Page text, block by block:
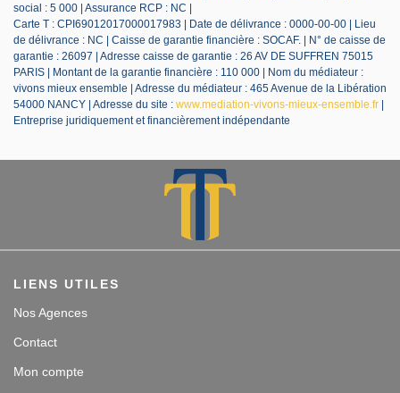
social : 5 000 | Assurance RCP : NC |
Carte T : CPI69012017000017983 | Date de délivrance : 0000-00-00 | Lieu
de délivrance : NC | Caisse de garantie financière : SOCAF. | N° de caisse de
garantie : 26097 | Adresse caisse de garantie : 26 AV DE SUFFREN 75015
PARIS | Montant de la garantie financière : 110 000 | Nom du médiateur :
vivons mieux ensemble | Adresse du médiateur : 465 Avenue de la Libération
54000 NANCY | Adresse du site : www.mediation-vivons-mieux-ensemble.fr
Entreprise juridiquement et financièrement indépendante
LIENS UTILES
Nos Agences
Contact
Mon compte